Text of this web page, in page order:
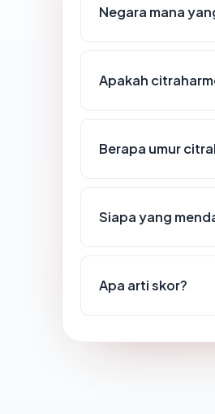
Negara mana
Apakah
Berapa umur
Siapa yang
Apa arti skor?